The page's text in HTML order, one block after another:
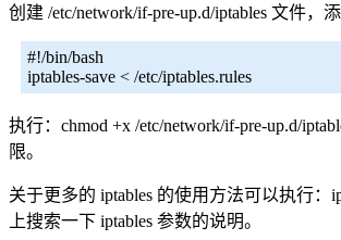
创建 /etc/network/if-pre-up.d/iptables 文件，
#!/bin/bash
iptables-save < /etc/iptables.rules
执行：chmod +x /etc/network/if-pre-up.d/
限。
关于更多的 iptables 的使用方法可以执行：
上搜索一下 iptables 参数的说明。